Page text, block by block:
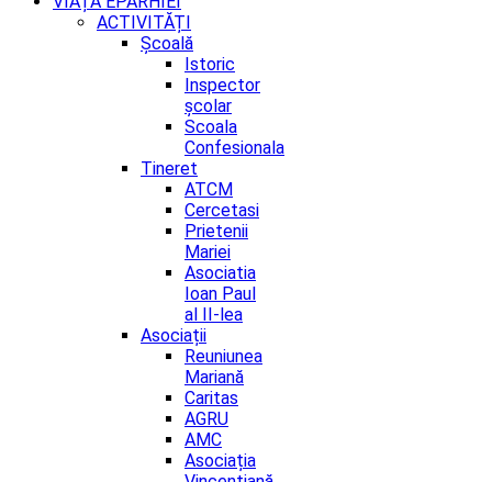
ACTIVITĂȚI
Școală
Istoric
Inspector
școlar
Scoala
Confesionala
Tineret
ATCM
Cercetasi
Prietenii
Mariei
Asociatia
Ioan Paul
al II-lea
Asociații
Reuniunea
Mariană
Caritas
AGRU
AMC
Asociația